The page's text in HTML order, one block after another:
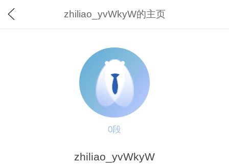
zhiliao_yvWkyW的主页
0段
zhiliao_yvWkyW